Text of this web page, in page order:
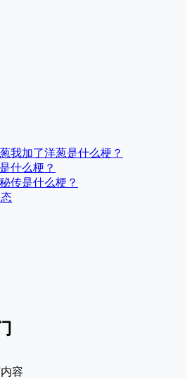
我加了洋葱是什么梗？
什么梗？
传是什么梗？
容